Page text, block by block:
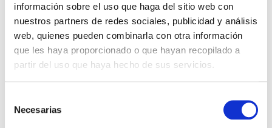
información sobre el uso que haga del sitio web con
nuestros partners de redes sociales, publicidad y análisis
web, quienes pueden combinarla con otra información
que les haya proporcionado o que hayan recopilado a
partir del uso que haya hecho de sus servicios.
Necesarias